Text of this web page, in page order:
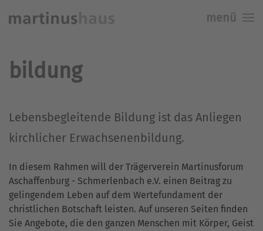
menü
bildung
Lebensbegleitende Bildung ist das Anliegen
kirchlicher Erwachsenenbildung.
In diesem Rahmen will der Trägerverein Martinusforum
Aschaffenburg - Schmerlenbach e.V. einen Beitrag zu
gelingendem Leben auf dem Wertefundament der
christlichen Botschaft leisten. Auf unseren Seiten finden
Sie Angebote, die den ganzen Menschen mit Körper, Geist